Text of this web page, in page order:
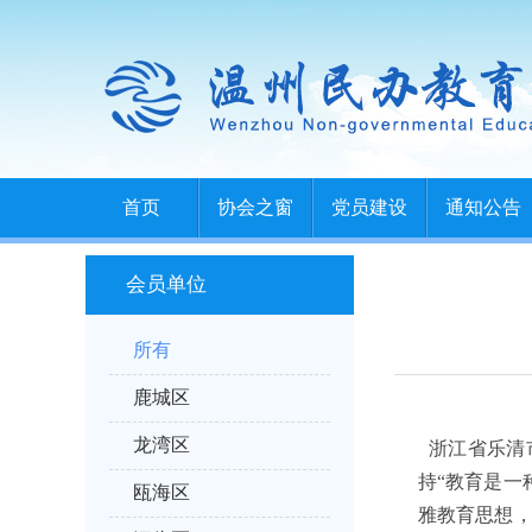
首页 协会之窗 党员建设 通知公告
会员单位
所有
鹿城区
龙湾区
瓯海区
浙江省乐清
持“教育是一
雅教育思想